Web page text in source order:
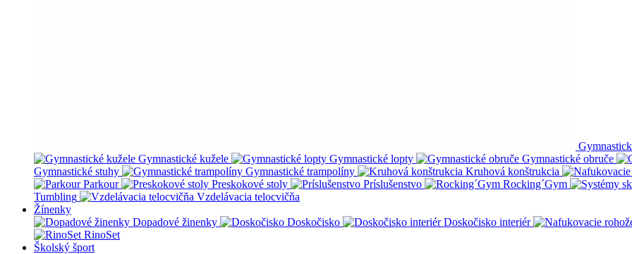
Gymnastické kužele
Gymnastické lopty Gymnastické obruče
Gymnastické stuhy
Gymnastické trampolíny Kruhová konštrukcia
Parkour
Preskokové stoly Príslušenstvo Rocking´Gym
Tumbling
Vzdelávacia telocvičňa
Žínenky
Dopadové žinenky
Doskočisko Doskočisko interiér
RinoSet
Školský šport